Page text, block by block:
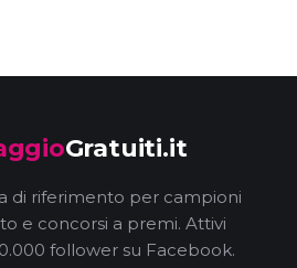
Gratuiti.it
di riferimento per campioni
e concorsi a premi. Attivi
follower su Facebook.